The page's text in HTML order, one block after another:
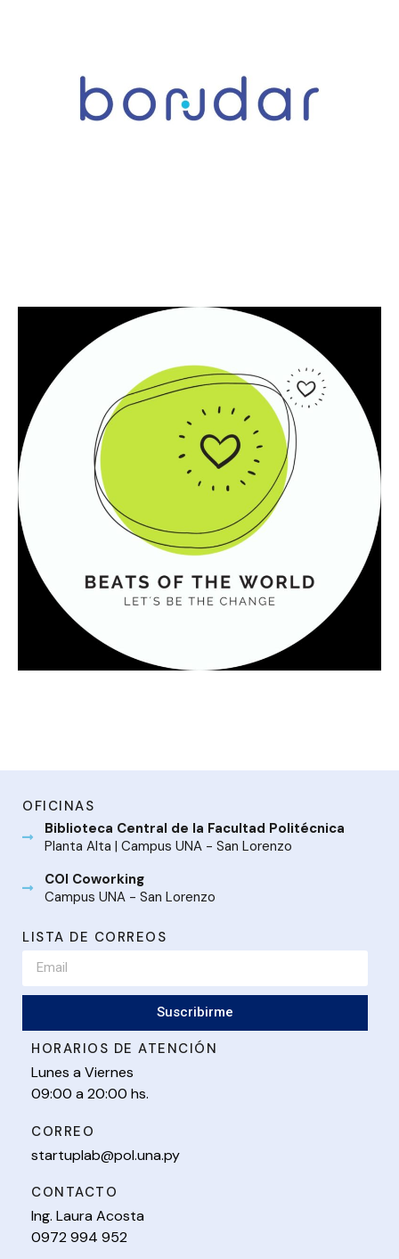
OFICINAS
Biblioteca Central de la Facultad Politécnica
Planta Alta | Campus UNA - San Lorenzo
COI Coworking
Campus UNA - San Lorenzo
LISTA DE CORREOS
Suscribirme
HORARIOS DE ATENCIÓN
Lunes a Viernes
09:00 a 20:00 hs.
CORREO
startuplab@pol.una.py
CONTACTO
Ing. Laura Acosta
0972 994 952